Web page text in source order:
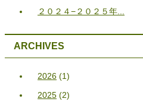
２０２４−２０２５年...
ARCHIVES
2026 (1)
2025 (2)